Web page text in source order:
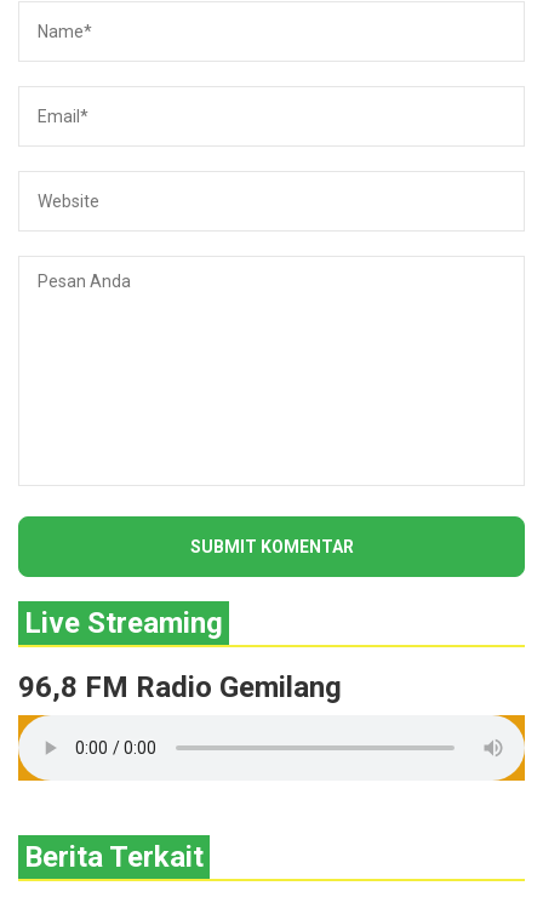
Live Streaming
96,8 FM Radio Gemilang
Berita Terkait